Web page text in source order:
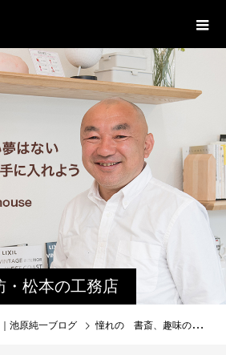
・松本の工務店
長ブログ｜家族
池原純一ブログ 憧れの 書斎、趣味の部屋は、必要ない？